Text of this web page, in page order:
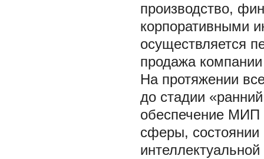
производство,
корпоративными
осуществляется
продажа компании
На протяжении
до стадии
обеспечение МИП
сферы,